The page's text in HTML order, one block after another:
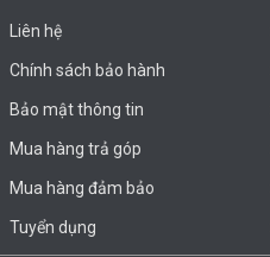
Liên hệ
Chính sách bảo hành
Bảo mật thông tin
Mua hàng trả góp
Mua hàng đảm bảo
Tuyển dụng